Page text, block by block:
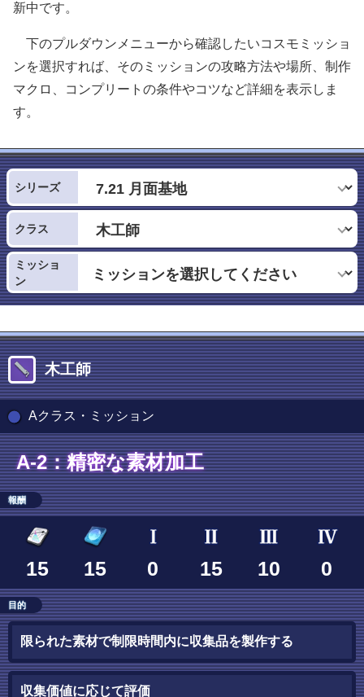
新中です。
下のプルダウンメニューから確認したいコスモミッショ
ンを選択すれば、そのミッションの攻略方法や場所、制作
マクロ、コンプリートの条件やコツなど詳細を表示しま
す。
シリーズ
クラス
ミッショ
ン
木工師
Aクラス・ミッション
A-2：精密な素材加工
報酬
15 15 0 15 10 0
目的
限られた素材で制限時間内に収集品を製作する
収集価値に応じて評価